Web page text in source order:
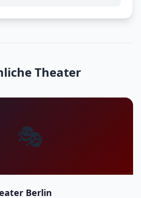
Theater
🎭
Berlin